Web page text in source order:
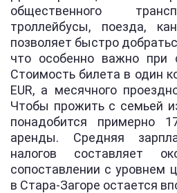
общественного
троллейбусы, поезда,
позволяет быстро
что особенно важно при
Стоимость билета в один
EUR, а месячного
Чтобы прожить с семьей
понадобится примерно
аренды. Средняя
налогов составляет
сопоставлении с уровнем
в Стара-Загоре остается